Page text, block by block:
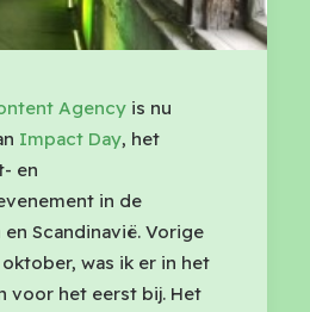
Agency is nu
Impact Day, het
en
in de
Scandinavië. Vorige
oktober, was ik er in het
voor het eerst bij. Het